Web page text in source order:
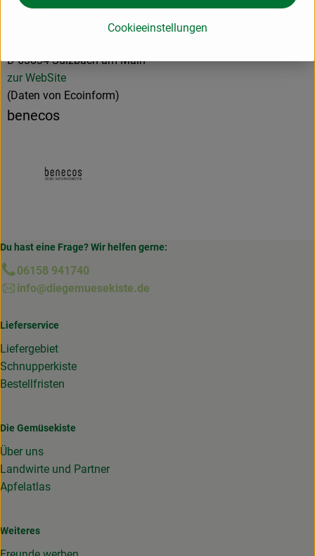
cosmondial GmbH & Co. KG
D 63834 Sulzbach am Main
zur WebSite
(Daten von Ecoinform)
benecos
Du hast eine Frage? Wir helfen gerne:
06158 941740
info@diegemuesekiste.de
Lieferservice
Liefergebiet
Schnupperkiste
Bestellfristen
Die Gemüsekiste
Über uns
Landwirte und Partner
Apfelatlas
Weiteres
Cookieeinstellungen